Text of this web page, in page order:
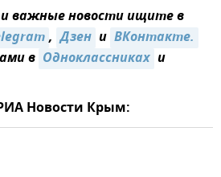
важные новости ищите в
, Дзен и ВКонтакте.
в Одноклассниках и
Новости Крым: